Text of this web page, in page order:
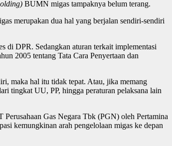
) BUMN migas tampaknya belum terang.
merupakan dua hal yang berjalan sendiri-sendiri
di DPR. Sedangkan aturan terkait implementasi
2005 tentang Tata Cara Penyertaan dan
maka hal itu tidak tepat. Atau, jika memang
tingkat UU, PP, hingga peraturan pelaksana lain
Gas Negara Tbk (PGN) oleh Pertamina
kemungkinan arah pengelolaan migas ke depan